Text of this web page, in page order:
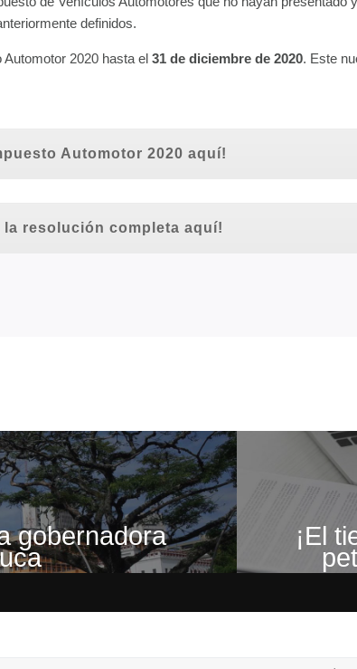
definidos.
2020 hasta el 31 de diciembre de 2020. Este
Automotor 2020 aquí!
la resolución completa aquí!
gobernadora ¡El